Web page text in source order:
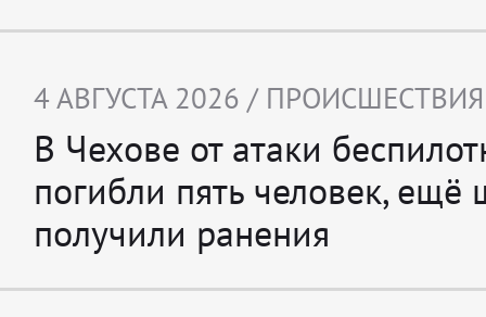
4 АВГУСТА 2026 / ПРОИСШЕСТВИЯ
В Чехове от атаки
погибли пять человек, ещё
получили ранения